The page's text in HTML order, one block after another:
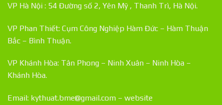
VP Hà Nội : 54 Đường số 2, Yên Mỹ , Thanh Trì, Hà Nội.
VP Phan Thiết: Cụm Công Nghiệp Hàm Đức – Hàm Thuận
Bắc – Bình Thuận.
VP Khánh Hòa: Tân Phong – Ninh Xuân – Ninh Hòa –
Khánh Hòa.
Email: kythuat.bme@gmail.com – website